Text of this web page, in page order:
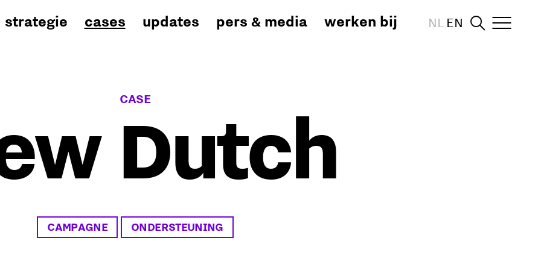
strategie cases updates pers & media werken bij NL EN
CASE
Dutch
CAMPAGNE ONDERSTEUNING